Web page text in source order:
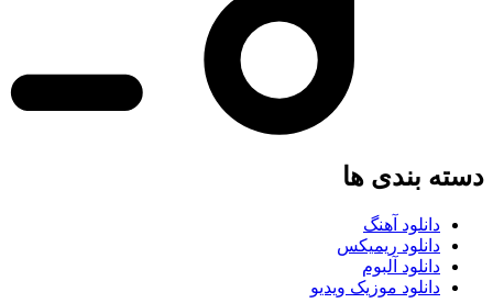
دسته بندی ها
دانلود آهنگ
دانلود ریمیکس
دانلود آلبوم
دانلود موزیک ویدیو